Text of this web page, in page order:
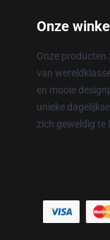
Onze
Onze
van
en mooie
unieke
zich geweldig te